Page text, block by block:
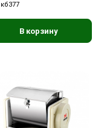
кб377
В корзину